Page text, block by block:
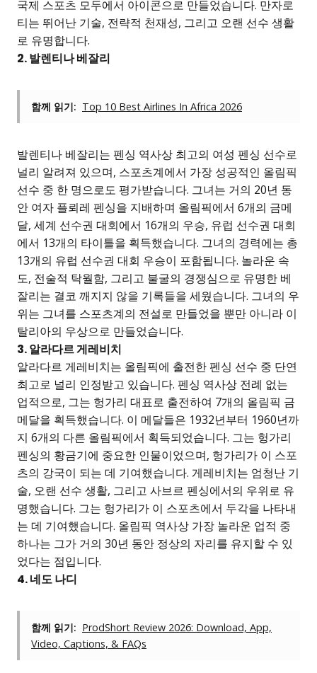
국제 스포츠 모두에서 아이콘으로 만들었습니다. 만자로
티는 뛰어난 기술, 전략적 천재성, 그리고 오랜 선수 생활
로 유명합니다.
2. 발렌티나 베잘리
함께 읽기: Top 10 Best Airlines In Africa 2026
발렌티나 베잘리는 펜싱 역사상 최고의 여성 펜싱 선수로
널리 알려져 있으며, 스포츠계에서 가장 성공적인 올림픽
선수 중 한 명으로도 평가받습니다. 그녀는 거의 20년 동
안 여자 플뢰레 펜싱을 지배하며 올림픽에서 6개의 금메
달, 세계 선수권 대회에서 16개의 우승, 유럽 선수권 대회
에서 13개의 타이틀을 획득했습니다. 그녀의 경력에는 총
13개의 유럽 선수권 대회 우승이 포함됩니다. 놀라운 속
도, 전술적 탁월함, 그리고 불굴의 경쟁심으로 유명한 베
잘리는 결코 깨지지 않을 기록들을 세웠습니다. 그녀의 우
위는 그녀를 스포츠계의 전설로 만들었을 뿐만 아니라 이
탈리아의 우상으로 만들었습니다.
3. 알라다르 게레비치
알라다르 게레비치는 올림픽에 출전한 펜싱 선수 중 단연
최고로 널리 인정받고 있습니다. 펜싱 역사상 전례 없는
업적으로, 그는 헝가리 대표로 출전하여 7개의 올림픽 금
메달을 획득했습니다. 이 메달들은 1932년부터 1960년까
지 6개의 다른 올림픽에서 획득되었습니다. 그는 헝가리
펜싱의 황금기에 중요한 인물이었으며, 헝가리가 이 스포
츠의 강국이 되는 데 기여했습니다. 게레비치는 엄청난 기
술, 오랜 선수 생활, 그리고 사브르 펜싱에서의 우위로 유
명했습니다. 그는 헝가리가 이 스포츠에서 두각을 나타내
는 데 기여했습니다. 올림픽 역사상 가장 놀라운 업적 중
하나는 그가 거의 30년 동안 정상의 자리를 유지할 수 있
었다는 점입니다.
4. 네도 나디
함께 읽기: ProdShort Review 2026: Download, App,
Video, Captions, & FAQs